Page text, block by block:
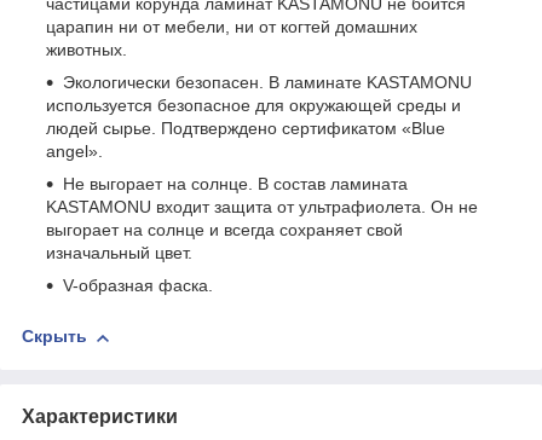
частицами корунда ламинат KASTAMONU не боится
царапин ни от мебели, ни от когтей домашних
животных.
Экологически безопасен. В ламинате KASTAMONU
используется безопасное для окружающей среды и
людей сырье. Подтверждено сертификатом «Blue
angel».
Не выгорает на солнце. В состав ламината
KASTAMONU входит защита от ультрафиолета. Он не
выгорает на солнце и всегда сохраняет свой
изначальный цвет.
V-образная фаска.
Скрыть
Характеристики